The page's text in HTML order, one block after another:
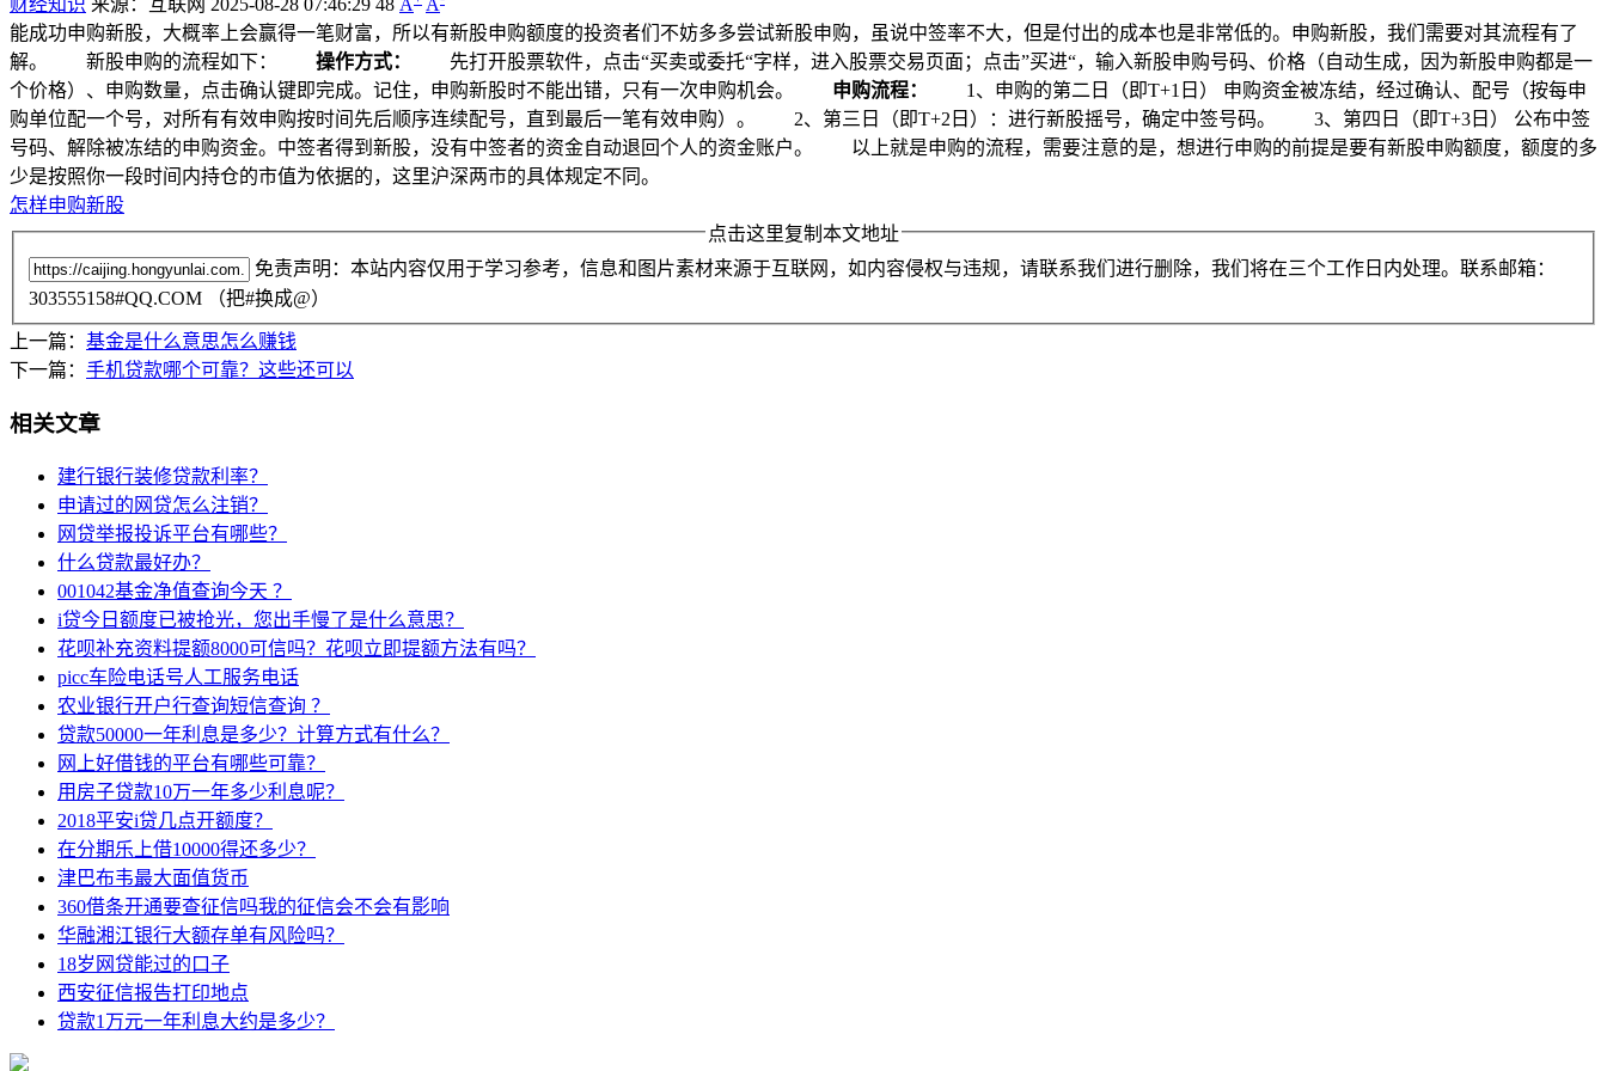
能成功申购新股，大概率上会赢得一笔财富，所以有新股申购额度的投资者们不妨多多尝试新股申购，虽说中签率不大，但是付出的成本也是非常低的。申购新股，我们需要对其流程有了
解。 新股申购的流程如下：
操作方式：
先打开股票软件，点击“买卖或委托“字样，进入股票交易页面；点击”买进“，输入新股申购号码、价格（自动生成，因为新股申购都是一
个价格）、申购数量，点击确认键即完成。记住，申购新股时不能出错，只有一次申购机会。
申购流程：
1、申购的第二日（即T+1日） 申购资金被冻结，经过确认、配号（按每申
购单位配一个号，对所有有效申购按时间先后顺序连续配号，直到最后一笔有效申购）。 2、第三日（即T+2日）：进行新股摇号，确定中签号码。 3、第四日（即T+3日） 公布中签
号码、解除被冻结的申购资金。中签者得到新股，没有中签者的资金自动退回个人的资金账户。 以上就是申购的流程，需要注意的是，想进行申购的前提是要有新股申购额度，额度的多
少是按照你一段时间内持仓的市值为依据的，这里沪深两市的具体规定不同。
怎样申购新股
点击这里复制本文地址
免责声明：本站内容仅用于学习参考，信息和图片素材来源于互联网，如内容侵权与违规，请联系我们进行删除，我们将在三个工作日内处理。联系邮箱：
303555158#QQ.COM （把#换成@）
上一篇： 基金是什么意思怎么赚钱
下一篇： 手机贷款哪个可靠？这些还可以
相关文章
建行银行装修贷款利率？
申请过的网贷怎么注销？
网贷举报投诉平台有哪些？
什么贷款最好办？
001042基金净值查询今天 ？
i贷今日额度已被抢光，您出手慢了是什么意思？
花呗补充资料提额8000可信吗？花呗立即提额方法有吗？
picc车险电话号人工服务电话
农业银行开户行查询短信查询 ？
贷款50000一年利息是多少？计算方式有什么？
网上好借钱的平台有哪些可靠？
用房子贷款10万一年多少利息呢？
2018平安i贷几点开额度？
在分期乐上借10000得还多少？
津巴布韦最大面值货币
360借条开通要查征信吗我的征信会不会有影响
华融湘江银行大额存单有风险吗？
18岁网贷能过的口子
西安征信报告打印地点
贷款1万元一年利息大约是多少？